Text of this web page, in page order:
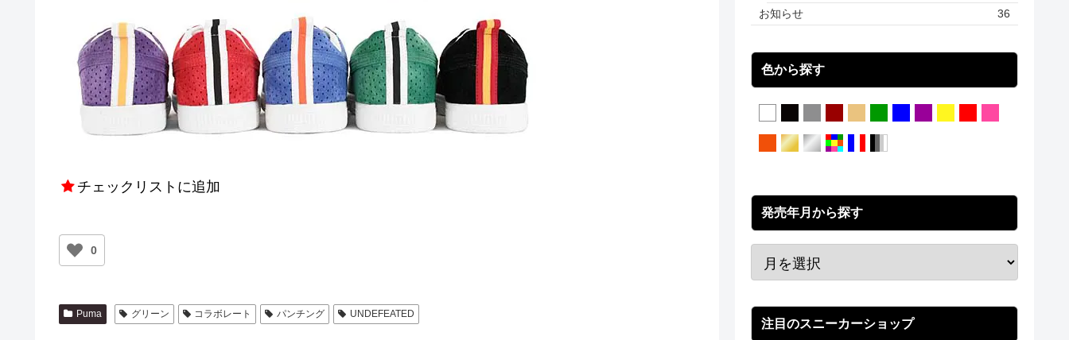
チェックリストに追加
0
Puma グリーン コラボレート パンチング UNDEFEATED
お知らせ
36
色から探す
発売年月から探す
注目のスニーカーショップ